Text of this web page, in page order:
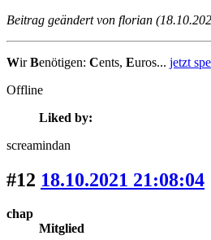
Beitrag geändert von florian
WirBenötigen: Cents, Euros... jetzt
Offline
Liked by:
screamindan
#12 18.10.2021 21:08:04
chap
Mitglied